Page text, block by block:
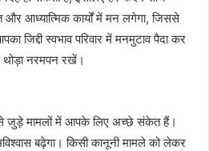
आध्यात्मिक कार्यों में मन लगेगा, जिससे
जिद्दी स्वभाव परिवार में मनमुटाव पैदा कर
थोड़ा नरमपन रखें।
से जुड़े मामलों में आपके लिए अच्छे संकेत हैं।
बढ़ेगा। किसी कानूनी मामले को लेकर